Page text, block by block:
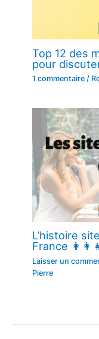
Top 12 des
pour
1 commentaire /
L’histoire
France
Laisser un
Pierre